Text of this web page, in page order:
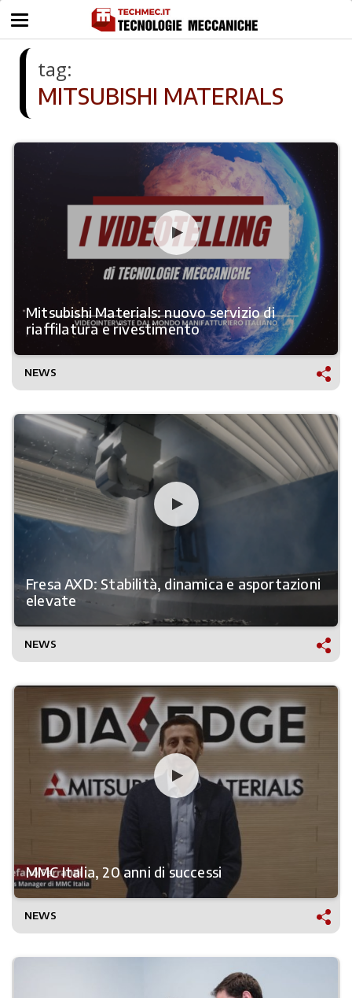
tag:
MITSUBISHI MATERIALS
Mitsubishi Materials: nuovo servizio di
riaffilatura e rivestimento
NEWS
Fresa AXD: Stabilità, dinamica e asportazioni
elevate
NEWS
MMC Italia, 20 anni di successi
NEWS